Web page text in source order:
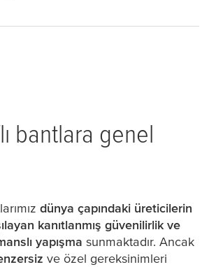
bantlara genel
dünya çapındaki üreticilerin
kanıtlanmış güvenilirlik ve
yapışma sunmaktadır. Ancak
ve özel gereksinimleri